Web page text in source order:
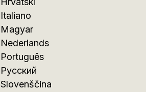
Italiano
Magyar
Nederlands
Português
Русский
Slovenščina